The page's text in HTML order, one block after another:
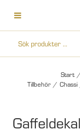
Start
Tillbehör / Chassi